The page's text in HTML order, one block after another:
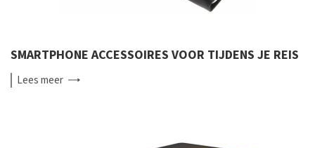
SMARTPHONE ACCESSOIRES VOOR TIJDENS JE REIS
Leesmeer